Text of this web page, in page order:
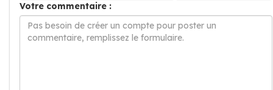
Votre commentaire :